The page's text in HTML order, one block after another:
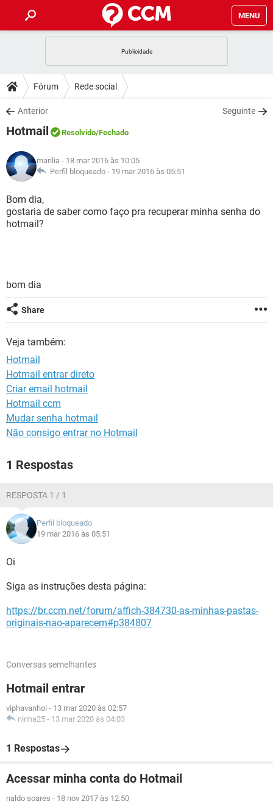
MENU
CELULAR
OUTLOOK
INSTAGRAM
GUIA DE COMPRAS
DICAS
JOGOS
INSTAGRAM
GUIA DE COMPRAS
DOWNLOADS
JOGOS
CELULAR
OUTLOOK EXCEL
INSTAGRAM
GUIA DE COMPRAS
JOGOS
CELULAR
OUTLOOK
INSTAGRAM
GLOSSÁRIO
JOGOS
CELULAR FACEBOOK
Fórum Rede social
Anterior Seguinte
Hotmail Resolvido/Fechado
marilia - 18 mar 2016 às 10:05
Perfil bloqueado - 19 mar 2016 às 05:51
Bom dia,
gostaria de saber como faço pra recuperar minha senha do
hotmail?
bom dia
Share
Veja também:
Hotmail
Hotmail entrar direto
Criar email hotmail
Hotmail ccm
Mudar senha hotmail
Não consigo entrar no Hotmail
1 Respostas
RESPOSTA 1 / 1
Perfil bloqueado
19 mar 2016 às 05:51
Oi
Siga as instruções desta página:
https://br.ccm.net/forum/affich-384730-as-minhas-pastas-
originais-nao-aparecem#p384807
Conversas semelhantes
Hotmail entrar
viphavanhoi - 13 mar 2020 às 02:57
ninha25 - 13 mar 2020 às 04:03
1 Respostas
Acessar minha conta do Hotmail
naldo soares - 18 nov 2017 às 12:50